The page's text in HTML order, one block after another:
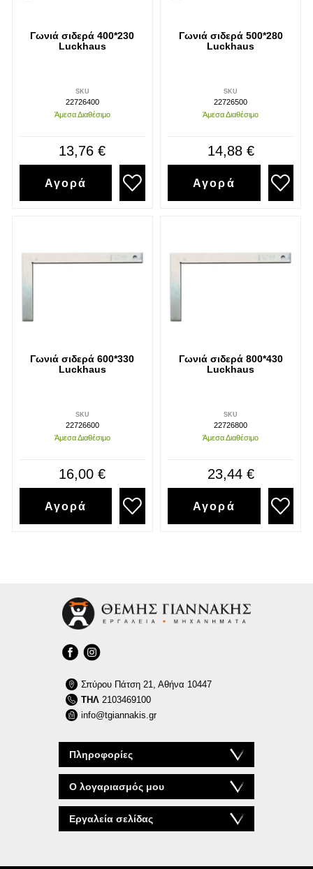
Γωνιά σιδερά 400*230
Luckhaus
SKU
22726400
Άμεσα Διαθέσιμο
13,76 €
Αγορά
Γωνιά σιδερά 500*280
Luckhaus
SKU
22726500
Άμεσα Διαθέσιμο
14,88 €
Αγορά
Γωνιά σιδερά 600*330
Luckhaus
SKU
22726600
Άμεσα Διαθέσιμο
16,00 €
Αγορά
Γωνιά σιδερά 800*430
Luckhaus
SKU
22726800
Άμεσα Διαθέσιμο
23,44 €
Αγορά
Πληροφορίες
Ο λογαριασμός μου
Εργαλεία σελίδας
Σπύρου Πάτση 21, Αθήνα 10447
ΤΗΛ2103469100
info@tgiannakis.gr